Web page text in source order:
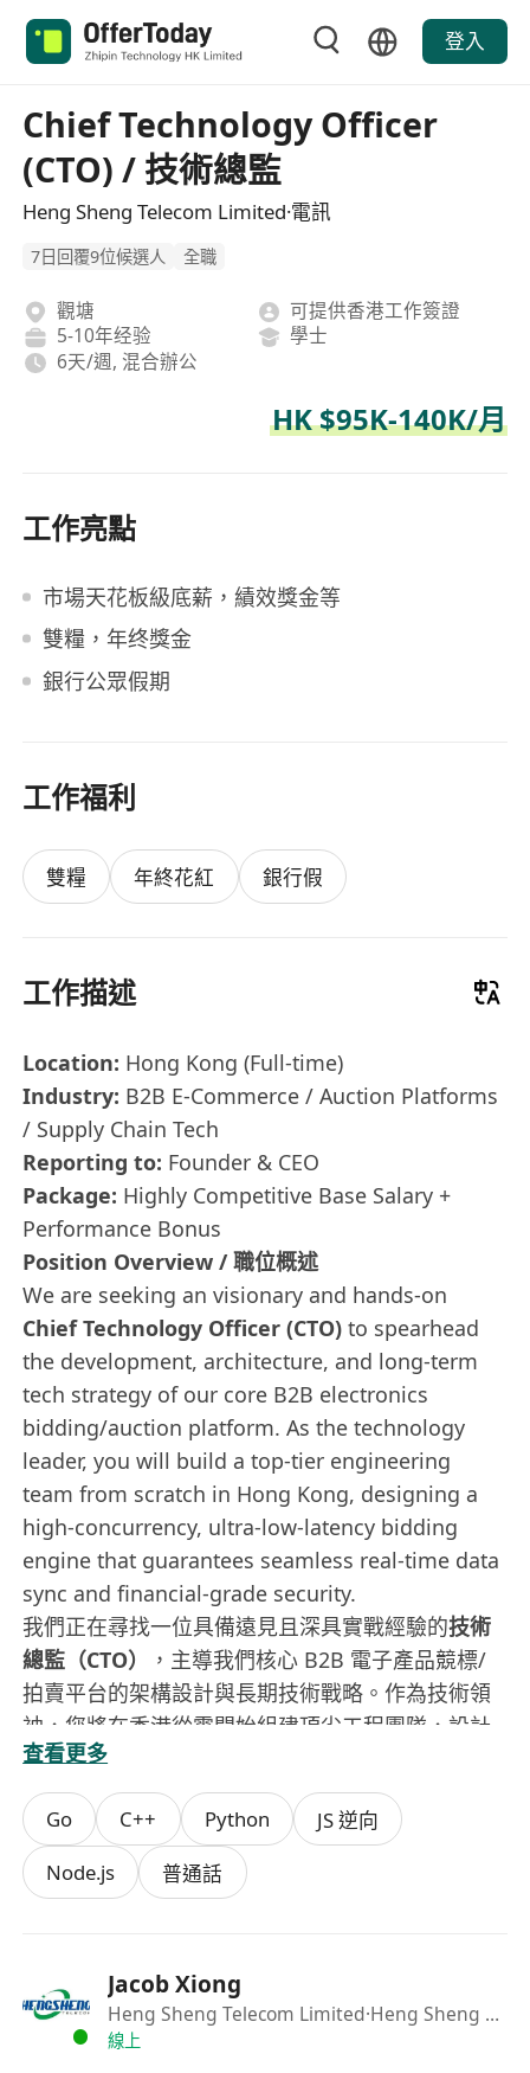
登入
Chief Technology Officer
(CTO) / 技術總監
Heng Sheng Telecom Limited·電訊
7日回覆9位候選人 全職
觀塘
可提供香港工作簽證
5-10年经验
學士
6天/週, 混合辦公
HK $95K-140K/月
工作亮點
市場天花板級底薪，績效獎金等
雙糧，年终獎金
銀行公眾假期
工作福利
雙糧 年終花紅 銀行假
工作描述
Location: Hong Kong (Full-time)
Industry: B2B E-Commerce / Auction Platforms
/ Supply Chain Tech
Reporting to: Founder & CEO
Package: Highly Competitive Base Salary +
Performance Bonus
Position Overview / 職位概述
We are seeking an visionary and hands-on
Chief Technology Officer (CTO) to spearhead
the development, architecture, and long-term
tech strategy of our core B2B electronics
bidding/auction platform. As the technology
leader, you will build a top-tier engineering
team from scratch in Hong Kong, designing a
high-concurrency, ultra-low-latency bidding
engine that guarantees seamless real-time data
sync and financial-grade security.
我們正在尋找一位具備遠見且深具實戰經驗的技術
總監（CTO）
，主導我們核心 B2B 電子產品競標/
拍賣平台的架構設計與長期技術戰略。作為技術領
袖，您將在香港從零開始組建頂尖工程團隊，設計
高併發、超低延遲的競標引擎，確保數據實時同步
與金融級的安全防護。
Key Responsibilities / 核心職責
Architecture & Development (系統架構與研
發):Design and implement a robust, scalable
concurrency traffic during the final seconds
of live auctions. Ensure seamless live data
updates via WebSocket/gRPC protocols.
查看更多
Go C++ Python
JS 逆向
Node.js
普通話
Jacob Xiong
Heng Sheng Telecom Limited·Heng Sheng Telecom Limited
線上